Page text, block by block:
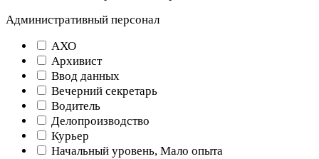
Административный персонал
АХО
Архивист
Ввод данных
Вечерний секретарь
Водитель
Делопроизводство
Курьер
Начальный уровень, Мало опыта